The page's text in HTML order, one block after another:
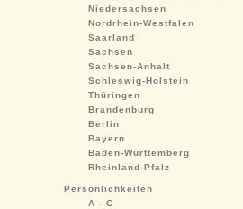
Niedersachsen
Nordrhein-Westfalen
Saarland
Sachsen
Sachsen-Anhalt
Schleswig-Holstein
Thüringen
Brandenburg
Berlin
Bayern
Baden-Württemberg
Rheinland-Pfalz
Persönlichkeiten
A - C